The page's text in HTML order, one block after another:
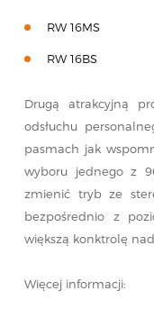
RW 16MS
RW 16BS
Drugą atrakcyjną
odsłuchu
pasmach jak
wyboru jednego z
zmienić tryb ze
bezpośrednio z
większą konktrolę
Więcej informacji: